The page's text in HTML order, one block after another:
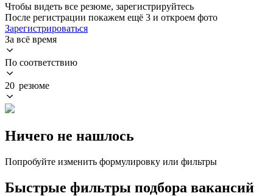
Чтобы видеть все резюме, зарегистрируйтесь
После регистрации покажем ещё 3 и откроем фото
Зарегистрироваться
За всё время
По соответствию
20 резюме
Ничего не нашлось
Попробуйте изменить формулировку или фильтры
Быстрые фильтры подбора вакансий